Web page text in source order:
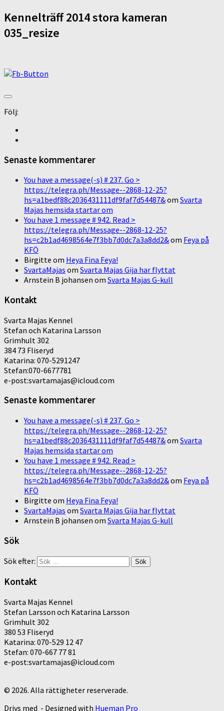
Kennelträff 2014 stora kameran
035_resize
Följ:
Senaste kommentarer
You have a message(-s) # 237. Go >
https://telegra.ph/Message--2868-12-25?
hs=a1bedf88c2036431111df9faf7d54487&om Svarta
Majas hemsida startar om
You have 1 message # 942. Read >
https://telegra.ph/Message--2868-12-25?
hs=c2b1ad4698564e7f3bb7d0dc7a3a8dd2&om Feya på
KFÖ
Birgitte om Heya Fina Feya!
SvartaMajas om Svarta Majas Gija har flyttat
Arnstein B johansen om Svarta Majas G-kull
Kontakt
Svarta Majas Kennel
Stefan och Katarina Larsson
Grimhult 302
384 73 Fliseryd
Katarina: 070-5291247
Stefan:070-6677781
e-post:svartamajas@icloud.com
Senaste kommentarer
You have a message(-s) # 237. Go >
https://telegra.ph/Message--2868-12-25?
hs=a1bedf88c2036431111df9faf7d54487&om Svarta
Majas hemsida startar om
You have 1 message # 942. Read >
https://telegra.ph/Message--2868-12-25?
hs=c2b1ad4698564e7f3bb7d0dc7a3a8dd2&om Feya på
KFÖ
Birgitte om Heya Fina Feya!
SvartaMajas om Svarta Majas Gija har flyttat
Arnstein B johansen om Svarta Majas G-kull
Sök
Sök efter:
Kontakt
Svarta Majas Kennel
Stefan Larsson och Katarina Larsson
Grimhult 302
380 53 Fliseryd
Katarina: 070-529 12 47
Stefan: 070-667 77 81
e-post:svartamajas@icloud.com
© 2026. Alla rättigheter reserverade.
Drivs med - Designed with Hueman Pro